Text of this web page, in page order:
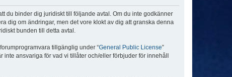
att du binder dig juridiskt till följande avtal. Om du inte godkänner
dig om ändringar, men det vore klokt av dig att granska denna
bunden till detta avtal.
forumprogramvara tillgänglig under “General Public License”
ansvariga för vad vi tillåter och/eller förbjuder för innehåll